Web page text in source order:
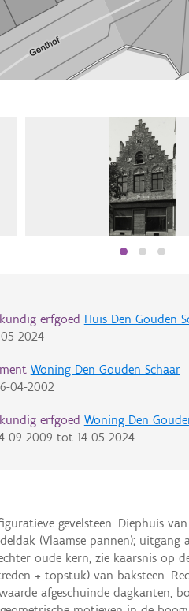
erfgoed Huis Den Gouden
05-2024
Woning Den Gouden Schaar
04-2002
erfgoed Woning Den
09-2009 tot 14-05-2024
gevelsteen. Diephuis
(Vlaamse pannen); uitgang
oude kern, zie kaarsnis op
+ topstuk) van baksteen.
afgeschuinde dagkanten,